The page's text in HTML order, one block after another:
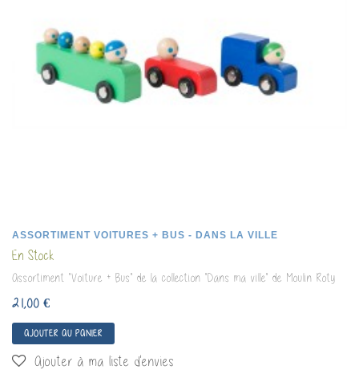
ASSORTIMENT VOITURES + BUS - DANS LA VILLE
En Stock
Assortiment "Voiture + Bus" de la collection "Dans ma ville" de Moulin Roty
21,00 €
AJOUTER AU PANIER
Ajouter à ma liste d'envies